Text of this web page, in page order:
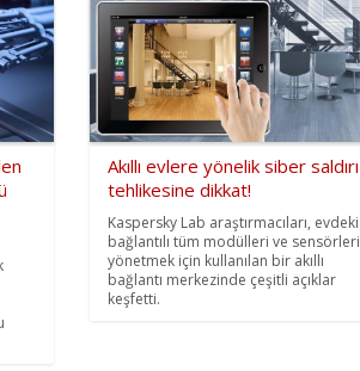
Akıllı evlere yönelik siber saldırı
tehlikesine dikkat!
Kaspersky Lab araştırmacıları, evdeki
bağlantılı tüm modülleri ve sensörleri
yönetmek için kullanılan bir akıllı
bağlantı merkezinde çeşitli açıklar
keşfetti.